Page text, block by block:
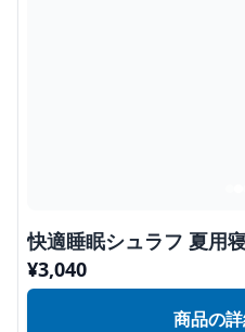
快適睡眠シュラフ 夏用
¥3,040
商品の